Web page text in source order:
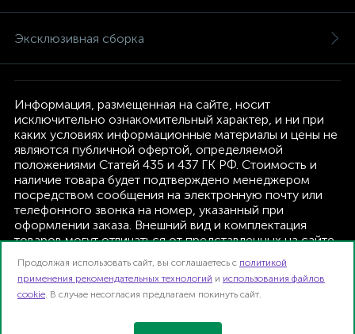
Эксклюзивная сборка
Информация, размещенная на сайте, носит
исключительно ознакомительный характер, и ни при
каких условиях информационные материалы и цены не
являются публичной офертой, определяемой
положениями Статей 435 и 437 ГК РФ. Стоимость и
наличие товара будет подтверждено менеджером
посредством сообщения на электронную почту или
телефонного звонка на номер, указанный при
оформлении заказа. Внешний вид и комплектация
товаров могут отличаться от представленных на сайте.
текущую комплектацию, без дополнительного
уведомления.
Продолжая использовать сайт, вы соглашаетесь с политикой
применения рекомендательных технологий и использования файлов
cookie. В случае несогласия предлагаем покинуть сайт.